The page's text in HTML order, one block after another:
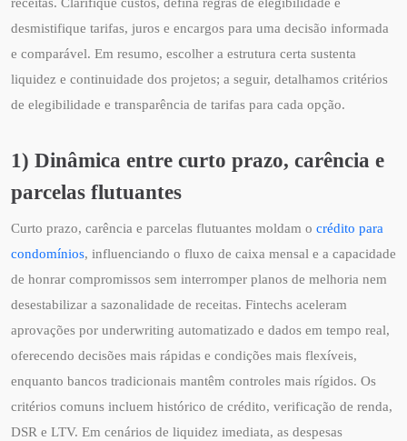
desmistifique tarifas, juros e encargos para uma decisão informada
e comparável. Em resumo, escolher a estrutura certa sustenta
liquidez e continuidade dos projetos; a seguir, detalhamos critérios
de elegibilidade e transparência de tarifas para cada opção.
1) Dinâmica entre curto prazo, carência e
parcelas flutuantes
Curto prazo, carência e parcelas flutuantes moldam o crédito para
condomínios, influenciando o fluxo de caixa mensal e a capacidade
de honrar compromissos sem interromper planos de melhoria nem
desestabilizar a sazonalidade de receitas. Fintechs aceleram
aprovações por underwriting automatizado e dados em tempo real,
oferecendo decisões mais rápidas e condições mais flexíveis,
enquanto bancos tradicionais mantêm controles mais rígidos. Os
critérios comuns incluem histórico de crédito, verificação de renda,
DSR e LTV. Em cenários de liquidez imediata, as despesas